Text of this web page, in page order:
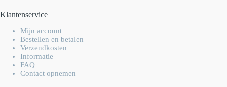
Klantenservice
Mijn account
Bestellen en betalen
Verzendkosten
Informatie
FAQ
Contact opnemen